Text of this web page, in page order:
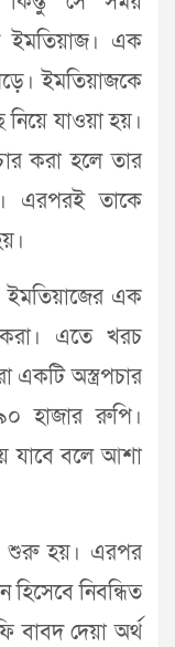
ইমতিয়াজ। এক
ইমতিয়াজকে
নিয়ে যাওয়া হয়।
করা হলে তার
এরপরই তাকে
ইমতিয়াজের এক
এতে খরচ
অস্ত্রপচার
হাজার রুপি।
যাবে বলে আশা
শুরু হয়। এরপর
নিবন্ধিত
বাবদ দেয়া অর্থ